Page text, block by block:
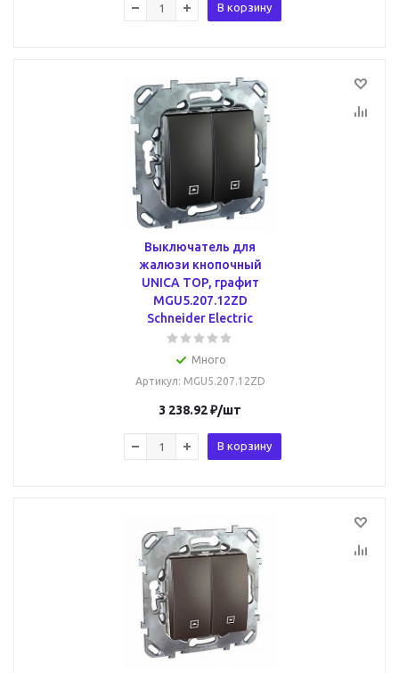
В корзину
Выключатель для
жалюзи кнопочный
UNICA TOP, графит
MGU5.207.12ZD
Schneider Electric
Много
Артикул: MGU5.207.12ZD
3 238.92₽/шт
В корзину